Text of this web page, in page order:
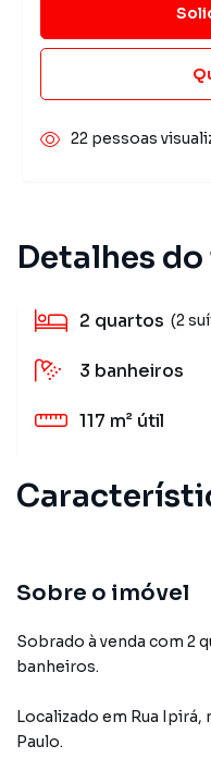
Detalhes
2 quartos (2
3 banheiros
117 m² útil
Sobre o imóvel
Sobrado à venda com 2
banheiros.
Localizado em Rua Ipirá,
Paulo.
22 pessoas